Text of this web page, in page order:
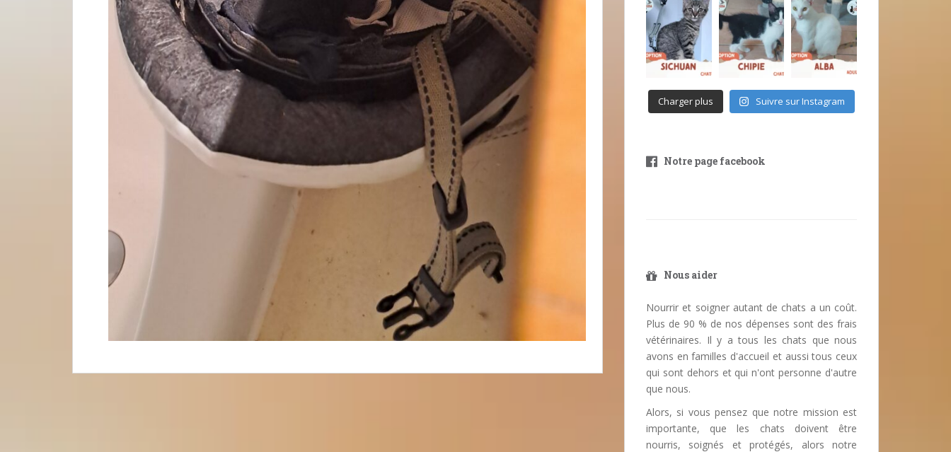
Charger plus Suivre sur Instagram
Notre page facebook
Nous aider
Nourrir et soigner autant de chats a un coût.
Plus de 90 % de nos dépenses sont des frais
vétérinaires. Il y a tous les chats que nous
avons en familles d'accueil et aussi tous ceux
qui sont dehors et qui n'ont personne d'autre
que nous.
Alors, si vous pensez que notre mission est
importante, que les chats doivent être
nourris, soignés et protégés, alors notre